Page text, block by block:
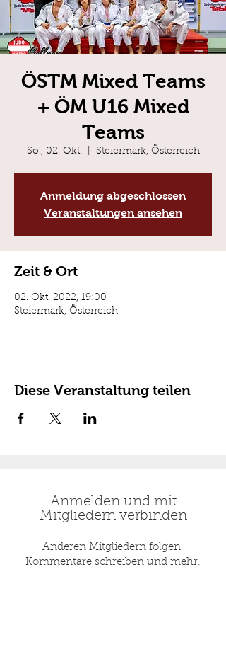
ÖSTM Mixed Teams
+ ÖM U16 Mixed
Teams
So., 02. Okt. Steiermark, Österreich
Anmeldung abgeschlossen
Veranstaltungen ansehen
Zeit & Ort
02. Okt. 2022, 19:00
Steiermark, Österreich
Diese Veranstaltung teilen
Anmelden und mit
Mitgliedern verbinden
Anderen Mitgliedern folgen,
Kommentare schreiben und mehr.